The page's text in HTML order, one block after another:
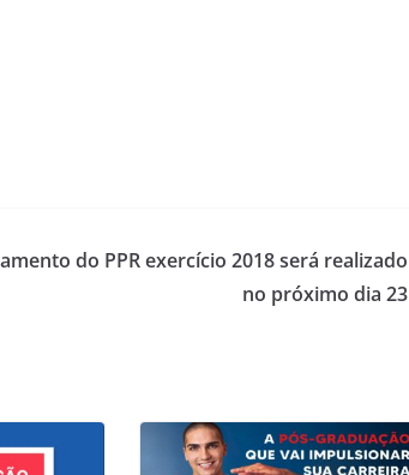
do PPR exercício 2018 será realizado
no próximo dia 23